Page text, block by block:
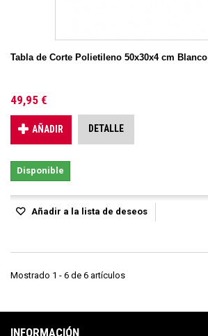
Tabla de Corte Polietileno 50x30x4 cm Blanco
49,95 €
AÑADIR DETALLE
Disponible
Añadir a la lista de deseos
Mostrado 1 - 6 de 6 artículos
INFORMACIÓN